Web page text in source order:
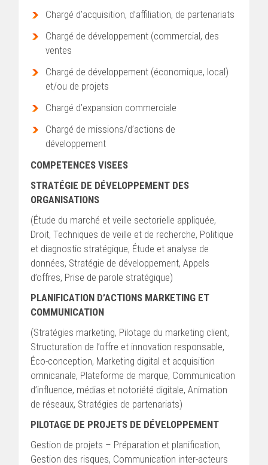
Chargé d’acquisition, d’affiliation, de partenariats
Chargé de développement (commercial, des
ventes
Chargé de développement (économique, local)
et/ou de projets
Chargé d’expansion commerciale
Chargé de missions/d’actions de
développement
COMPETENCES VISEES
STRATÉGIE DE DÉVELOPPEMENT DES
ORGANISATIONS
(Étude du marché et veille sectorielle appliquée,
Droit, Techniques de veille et de recherche, Politique
et diagnostic stratégique, Étude et analyse de
données, Stratégie de développement, Appels
d’offres, Prise de parole stratégique)
PLANIFICATION D’ACTIONS MARKETING ET
COMMUNICATION
(Stratégies marketing, Pilotage du marketing client,
Structuration de l’offre et innovation responsable,
Éco-conception, Marketing digital et acquisition
omnicanale, Plateforme de marque, Communication
d’influence, médias et notoriété digitale, Animation
de réseaux, Stratégies de partenariats)
PILOTAGE DE PROJETS DE DÉVELOPPEMENT
Gestion de projets – Préparation et planification,
Gestion des risques, Communication inter-acteurs